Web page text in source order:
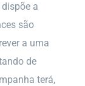
a
são
a uma
de
terá,